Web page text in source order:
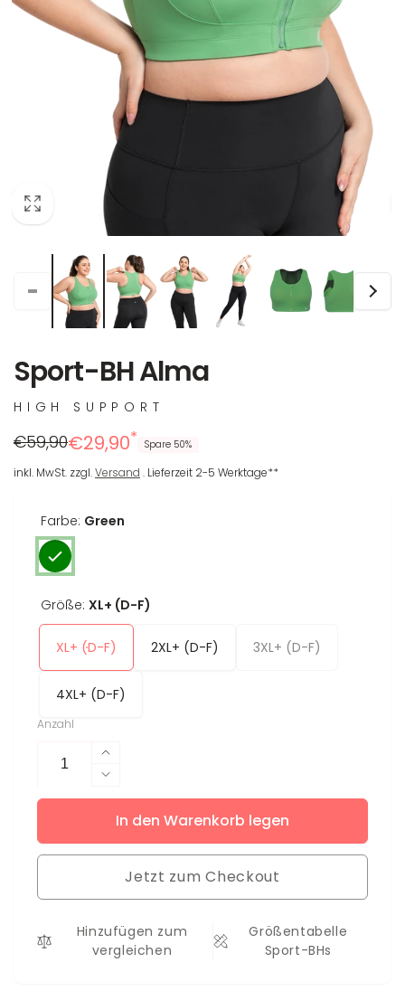
Sport-BH Alma
HIGH SUPPORT
Regulärer
Preis
€59,90
Reduzierter
Preis
€29,90* Spare 50%
inkl. MwSt. zzgl.Versand . Lieferzeit 2-5 Werktage**
Farbe: Green
Größe: XL+ (D-F)
XL+ (D-F) 2XL+ (D-F) 3XL+ (D-F)
4XL+ (D-F)
Anzahl
Erhöhe
die
Menge
für
BH
Alma
Verringere
die
Menge
für
Sport-
BH
Alma
In den Warenkorb legen
Jetzt zum Checkout
Hinzufügen zum
vergleichen
Größentabelle
Sport-BHs